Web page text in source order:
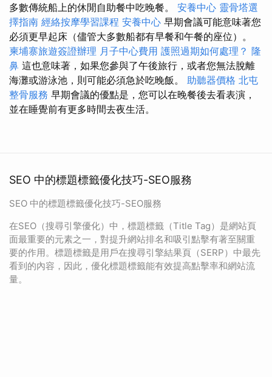
多數傳統船上的休閒自助餐中吃晚餐。 安養中心 靈骨塔選
擇指南 經絡按摩學習課程 安養中心 早期會議可能意味著您
必須更早起床（儘管大多數船都有早餐和午餐的座位）。
柬埔寨旅遊簽證辦理 月子中心費用 護照過期如何處理？ 隆
鼻 這也意味著，如果您參與了午後旅行，或者您無法脫離
海灘或游泳池，則可能必須急於吃晚飯。 助聽器價格 北屯
整骨服務 早期會議的優點是，您可以在晚餐後去看表演，
並在睡覺前有更多時間去夜生活。
SEO 中的標題標籤優化技巧-SEO服務
SEO 中的標題標籤優化技巧-SEO服務
在SEO（搜尋引擎優化）中，標題標籤（Title Tag）是網站頁
面最重要的元素之一，對提升網站排名和吸引點擊有著至關重
要的作用。標題標籤是用戶在搜尋引擎結果頁（SERP）中最先
看到的內容，因此，優化標題標籤能有效提高點擊率和網站流
量。